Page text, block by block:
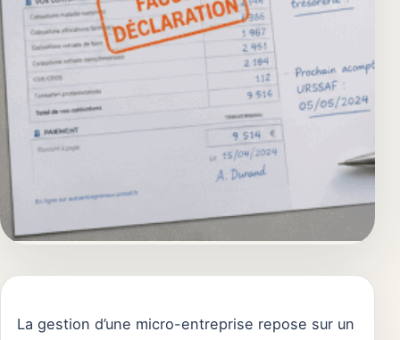
La gestion d’une micro-entreprise repose sur un